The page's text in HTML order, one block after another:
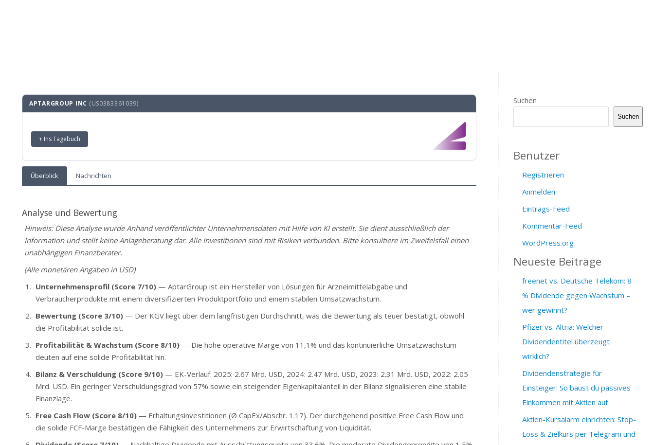
APTARGROUP INC (US0383361039) ·
+ Ins Tagebuch
Überblick Nachrichten
Analyse und Bewertung
Hinweis: Diese Analyse wurde Anhand veröffentlichter Unternehmensdaten mit Hilfe von KI erstellt. Sie dient ausschließlich der
Information und stellt keine Anlageberatung dar. Alle Investitionen sind mit Risiken verbunden. Bitte konsultiere im Zweifelsfall einen
unabhängigen Finanzberater.
(Alle monetären Angaben in USD)
Unternehmensprofil (Score 7/10)— AptarGroup ist ein Hersteller von Lösungen für Arzneimittelabgabe und
Verbraucherprodukte mit einem diversifizierten Produktportfolio und einem stabilen Umsatzwachstum.
Bewertung (Score 3/10)— Der KGV liegt über dem langfristigen Durchschnitt, was die Bewertung als teuer bestätigt, obwohl
die Profitabilität solide ist.
Profitabilität & Wachstum (Score 8/10)— Die hohe operative Marge von 11,1% und das kontinuierliche Umsatzwachstum
deuten auf eine solide Profitabilität hin.
Bilanz & Verschuldung (Score 9/10)— EK-Verlauf: 2025: 2.67 Mrd. USD, 2024: 2.47 Mrd. USD, 2023: 2.31 Mrd. USD, 2022: 2.05
Mrd. USD. Ein geringer Verschuldungsgrad von 57% sowie ein steigender Eigenkapitalanteil in der Bilanz signalisieren eine stabile
Finanzlage.
Free Cash Flow (Score 8/10)— Erhaltungsinvestitionen (Ø CapEx/Abschr. 1.17). Der durchgehend positive Free Cash Flow und
die solide FCF-Marge bestätigen die Fähigkeit des Unternehmens zur Erwirtschaftung von Liquidität.
Suchen
Suchen
Benutzer
Registrieren
Anmelden
Eintrags-Feed
Kommentar-Feed
WordPress.org
Neueste Beiträge
freenet vs. Deutsche Telekom: 8
% Dividende gegen Wachstum –
wer gewinnt?
Pfizer vs. Altria: Welcher
Dividendentitel überzeugt
wirklich?
Dividendenstrategie für
Einsteiger: So baust du passives
Einkommen mit Aktien auf
Aktien-Kursalarm einrichten: Stop-
Loss & Zielkurs per Telegram und